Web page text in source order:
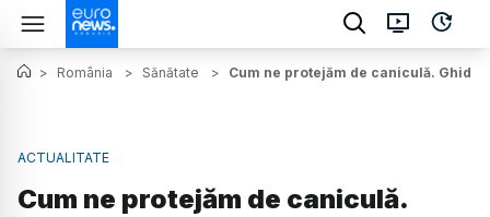
> România > Sănătate > Cum ne protejăm de caniculă. Ghid
ACTUALITATE
Cum ne protejăm de caniculă.